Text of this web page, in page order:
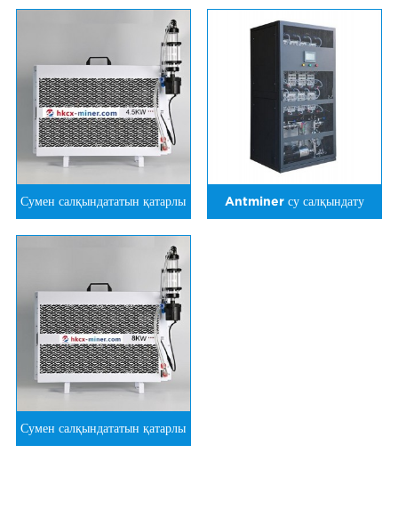
тарату блогы
Сумен салқындататын қатарлы
радиатор - 4,5 кВт
Antminer су салқындату
Сумен салқындататын қатарлы